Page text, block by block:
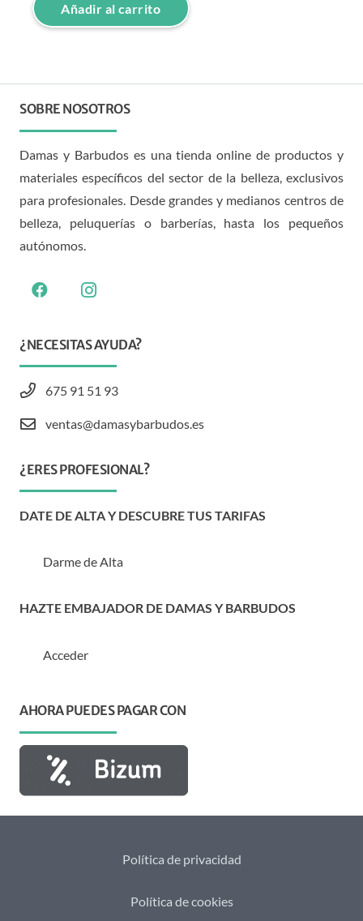
Añadir al carrito
SOBRE NOSOTROS
Damas y Barbudos es una tienda online de productos y
materiales específicos del sector de la belleza, exclusivos
para profesionales. Desde grandes y medianos centros de
belleza, peluquerías o barberías, hasta los pequeños
autónomos.
¿NECESITAS AYUDA?
675 91 51 93
ventas@damasybarbudos.es
¿ERES PROFESIONAL?
DATE DE ALTA Y DESCUBRE TUS TARIFAS
Darme de Alta
HAZTE EMBAJADOR DE DAMAS Y BARBUDOS
Acceder
AHORA PUEDES PAGAR CON
Política de privacidad
Política de cookies